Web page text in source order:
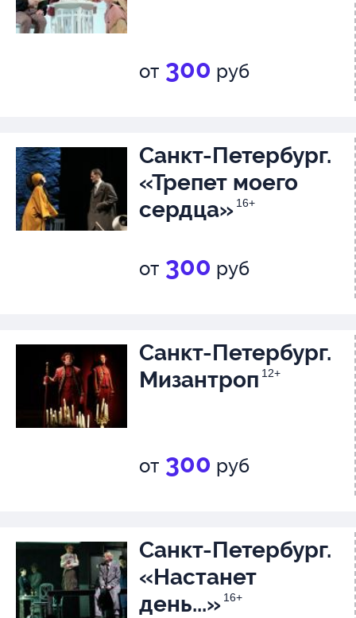
от 300 руб
Санкт-Петербург.
«Трепет моего
сердца» 16+
от 300 руб
Санкт-Петербург.
Мизантроп 12+
от 300 руб
Санкт-Петербург.
«Настанет
день...» 16+